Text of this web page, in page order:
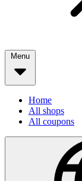
Menu
Home
All shops
All coupons